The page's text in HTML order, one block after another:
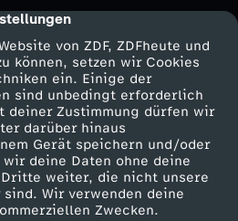
von ZDF, ZDFheute und
können, setzen wir Cookies
ein. Einige der
sind unbedingt erforderlich
deiner Zustimmung dürfen wir
darüber hinaus
Gerät speichern und/oder
deine Daten ohne deine
weiter, die nicht unsere
Wir verwenden deine
Zwecken.
Service
ZDFmitreden
Kontakt zum ZDF
Tickets